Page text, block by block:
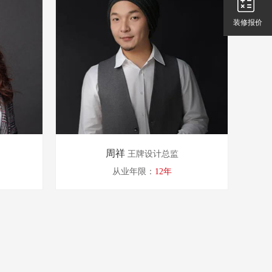
周祥 王牌设计总监
从业年限： 12年
装修报价